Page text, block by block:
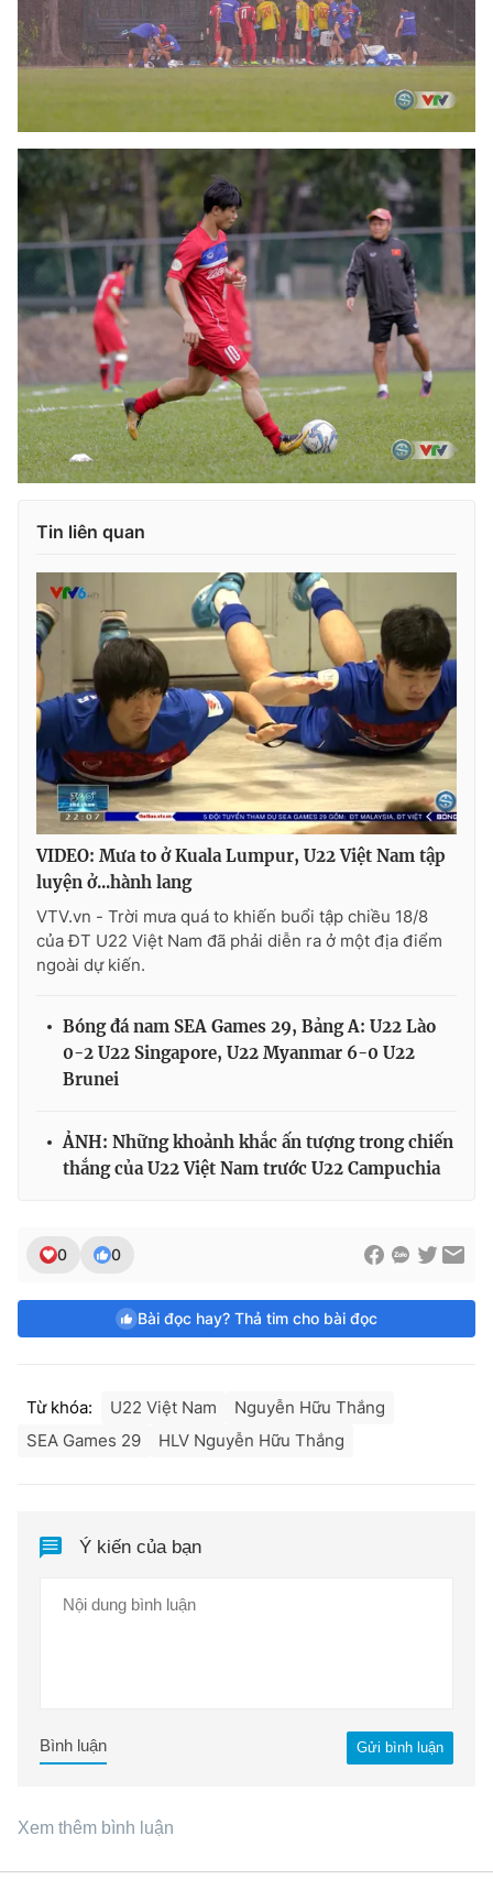
Tin liên quan
VIDEO: Mưa to ở Kuala Lumpur, U22 Việt Nam tập
luyện ở...hành lang
VTV.vn - Trời mưa quá to khiến buổi tập chiều 18/8
của ĐT U22 Việt Nam đã phải diễn ra ở một địa điểm
ngoài dự kiến.
Bóng đá nam SEA Games 29, Bảng A: U22 Lào
0-2 U22 Singapore, U22 Myanmar 6-0 U22
Brunei
ẢNH: Những khoảnh khắc ấn tượng trong chiến
thắng của U22 Việt Nam trước U22 Campuchia
0 0
Bài đọc hay? Thả tim cho bài đọc
Từ khóa: U22 Việt Nam
Nguyễn Hữu Thắng
SEA Games 29
HLV Nguyễn Hữu Thắng
Ý kiến của bạn
Gửi bình luận
Bình luận
Xem thêm bình luận